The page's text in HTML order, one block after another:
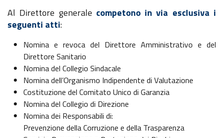
Al Direttore generale competono in via esclusiva i
seguenti atti:
Nomina e revoca del Direttore Amministrativo e del
Direttore Sanitario
Nomina del Collegio Sindacale
Nomina dell’Organismo Indipendente di Valutazione
Costituzione del Comitato Unico di Garanzia
Nomina del Collegio di Direzione
Nomina dei Responsabili di:
Prevenzione della Corruzione e della Trasparenza